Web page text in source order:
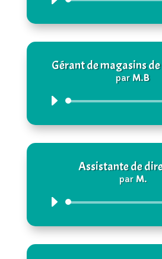
Gérant de magasins
parM.B
Assistante de
par M.